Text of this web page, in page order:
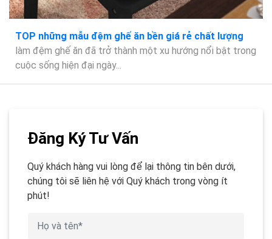
TOP những mẫu đệm ghế ăn bền giá rẻ chất lượng
làm đệm ghế ăn đã trở thành một xu hướng nổi bật trong
cuộc sống hiện đại ngày...
Đăng Ký Tư Vấn
Quý khách hàng vui lòng để lại thông tin bên dưới,
chúng tôi sẽ liên hệ với Quý khách trong vòng ít
phút!